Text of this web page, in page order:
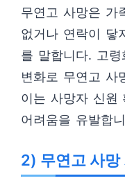
무연고 사망은 가
없거나 연락이 닿
를 말합니다. 고
변화로 무연고 사
이는 사망자 신원
어려움을 유발합
2) 무연고 사망